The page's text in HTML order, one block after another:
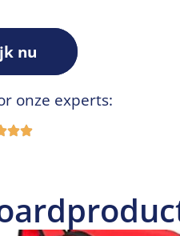
nu
onze experts: